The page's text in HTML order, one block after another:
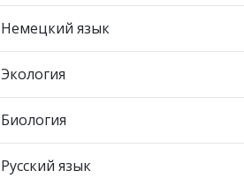
Немецкий язык
Экология
Биология
Русский язык